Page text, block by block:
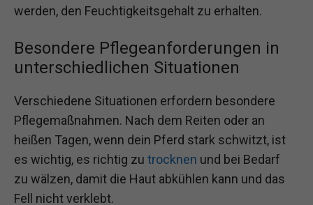
werden, den Feuchtigkeitsgehalt zu erhalten.
Besondere Pflegeanforderungen in
unterschiedlichen Situationen
Verschiedene Situationen erfordern besondere
Pflegemaßnahmen. Nach dem Reiten oder an
heißen Tagen, wenn dein Pferd stark schwitzt, ist
es wichtig, es richtig zu trocknen und bei Bedarf
zu wälzen, damit die Haut abkühlen kann und das
Fell nicht verklebt.